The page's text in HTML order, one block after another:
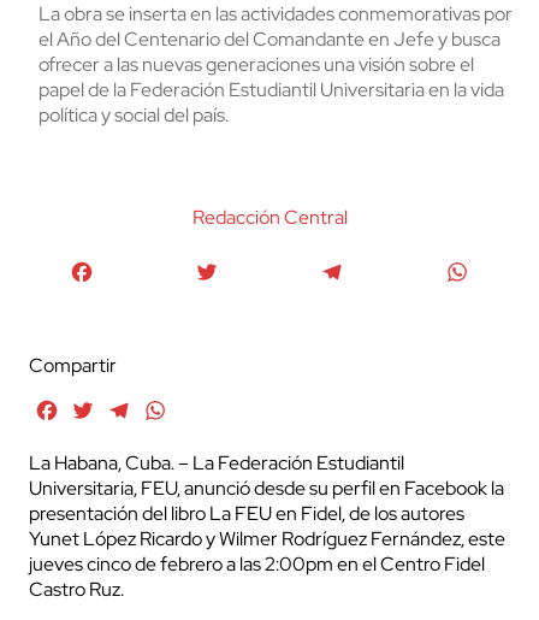
La obra se inserta en las actividades conmemorativas por
el Año del Centenario del Comandante en Jefe y busca
ofrecer a las nuevas generaciones una visión sobre el
papel de la Federación Estudiantil Universitaria en la vida
política y social del país.
Redacción Central
Compartir
FacebookTwitterTelegram
La Habana, Cuba. – La Federación Estudiantil
Universitaria, FEU, anunció desde su perfil en Facebook la
presentación del libro La FEU en Fidel, de los autores
Yunet López Ricardo y Wilmer Rodríguez Fernández, este
jueves cinco de febrero a las 2:00pm en el Centro Fidel
Castro Ruz.